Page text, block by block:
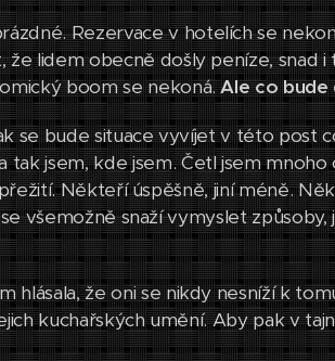
Rezervace v hotelích se
lidem obecně došly peníze, snad i
boom se nekoná.Ale co bude
se bude situace vyvíjet v této post
jsem, kde jsem. Četl jsem mnoho
Někteří úspěšně, jiní méně.
všemožně snaží vymyslet způsoby,
hlásala, že oni se nikdy nesníží k
kuchařských umění. Aby pak v